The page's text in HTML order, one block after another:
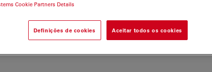
Cookie Partners Details
Definições de cookies Aceitar todos os cookies